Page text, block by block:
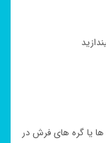
ها یا گره های فرش در